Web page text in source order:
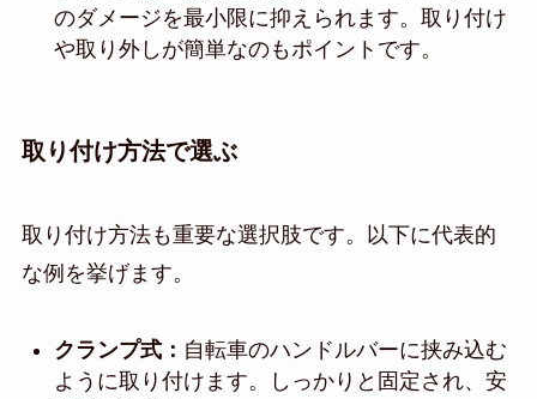
のダメージを最小限に抑えられます。取り付け
や取り外しが簡単なのもポイントです。
取り付け方法で選ぶ
取り付け方法も重要な選択肢です。以下に代表的
な例を挙げます。
クランプ式： 自転車のハンドルバーに挟み込む
ように取り付けます。しっかりと固定され、安